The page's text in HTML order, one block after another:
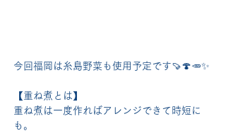
今回福岡は糸島野菜も使用予定です🍠🍄🥕✨
【重ね煮とは】
重ね煮は一度作ればアレンジできて時短に
も。